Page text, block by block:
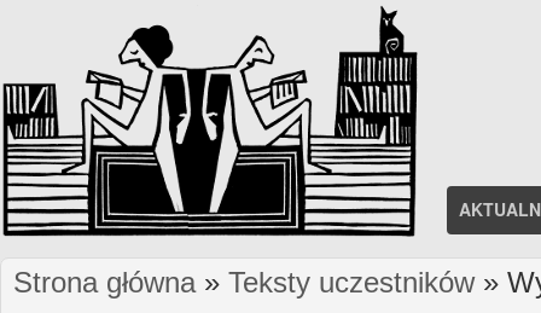
Jesteś tutaj
Strona główna» Teksty uczestników»